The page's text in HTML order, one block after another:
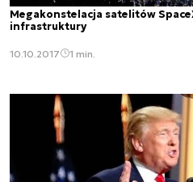
Megakonstelacja satelitów
infrastruktury
10.10.2017 1 min.